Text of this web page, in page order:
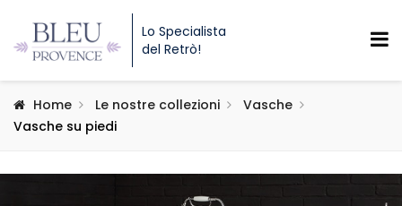
Lo Specialista
del Retrò!
Home Le nostre collezioni
Vasche
Vasche su piedi